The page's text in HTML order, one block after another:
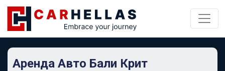
Аренда Авто Бали Крит